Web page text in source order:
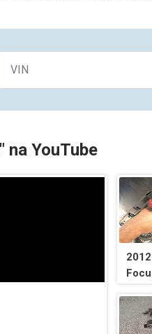
na YouTube